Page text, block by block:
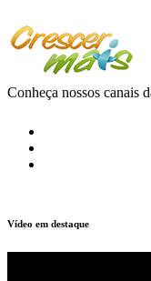
Conheça nossos canais
Vídeo em destaque